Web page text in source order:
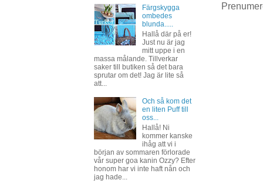
Färgskygga
ombedes
blunda.....
Hallå där på er!
Just nu är jag
mitt uppe i en
massa målande. Tillverkar
saker till butiken så det bara
sprutar om det! Jag är lite så
att...
Och så kom det
en liten Puff till
oss...
Hallå! Ni
kommer kanske
ihåg att vi i
början av sommaren förlorade
vår super goa kanin Ozzy? Efter
honom har vi inte haft nån och
jag hade...